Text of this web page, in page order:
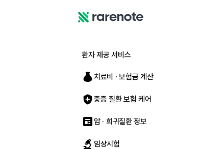
트
환자 제공 서비스
치료비 ∙ 보험금 계산
중증 질환 보험 케어
암 · 희귀질환 정보
임상시험